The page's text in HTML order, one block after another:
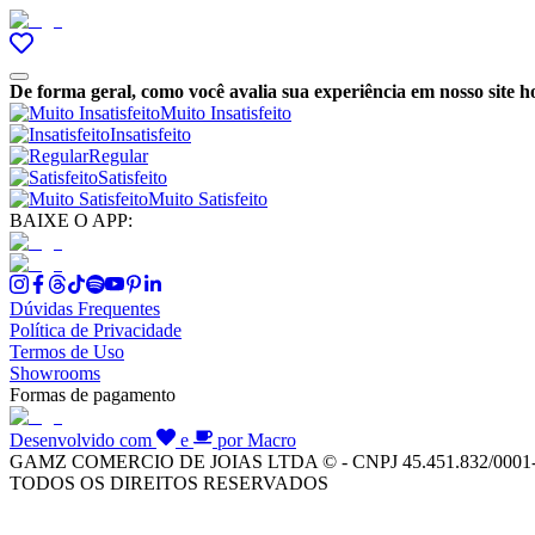
De forma geral, como você avalia sua experiência em nosso site
Muito Insatisfeito
Insatisfeito
Regular
Satisfeito
Muito Satisfeito
BAIXE O APP:
Dúvidas Frequentes
Política de Privacidade
Termos de Uso
Showrooms
Formas de pagamento
Desenvolvido com e
por Macro
GAMZ COMERCIO DE JOIAS LTDA © - CNPJ 45.451.832/
TODOS OS DIREITOS RESERVADOS